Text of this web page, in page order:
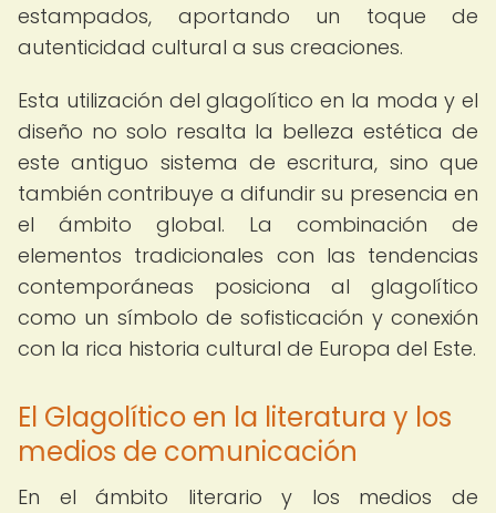
estampados, aportando un toque de
autenticidad cultural a sus creaciones.
Esta utilización del glagolítico en la moda y el
diseño no solo resalta la belleza estética de
este antiguo sistema de escritura, sino que
también contribuye a difundir su presencia en
el ámbito global. La combinación de
elementos tradicionales con las tendencias
contemporáneas posiciona al glagolítico
como un símbolo de sofisticación y conexión
con la rica historia cultural de Europa del Este.
El Glagolítico en la literatura y los
medios de comunicación
En el ámbito literario y los medios de